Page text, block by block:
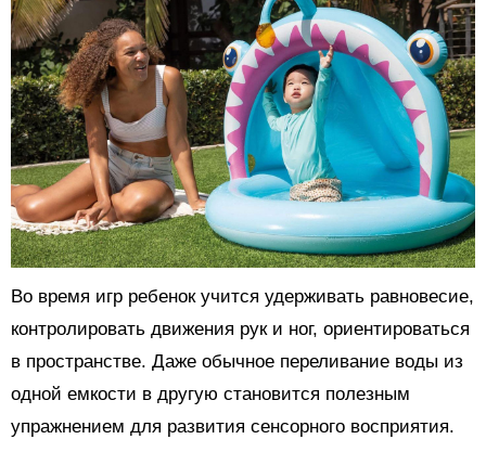
Во время игр ребенок учится удерживать равновесие,
контролировать движения рук и ног, ориентироваться
в пространстве. Даже обычное переливание воды из
одной емкости в другую становится полезным
упражнением для развития сенсорного восприятия.